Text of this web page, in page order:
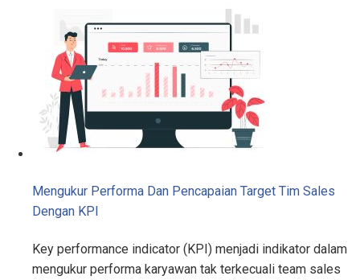
Mengukur Performa Dan Pencapaian Target Tim Sales
Dengan KPI
Key performance indicator (KPI) menjadi indikator dalam
mengukur performa karyawan tak terkecuali team sales